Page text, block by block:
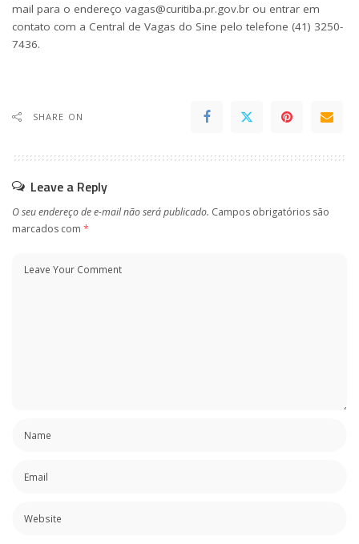
mail para o endereço vagas@curitiba.pr.gov.br ou entrar em
contato com a Central de Vagas do Sine pelo telefone (41) 3250-
7436.
SHARE ON
Leave a Reply
O seu endereço de e-mail não será publicado. Campos obrigatórios são
marcados com *